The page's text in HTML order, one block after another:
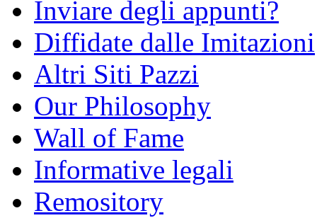
Inviare degli appunti?
Diffidate dalle Imitazioni
Altri Siti Pazzi
Our Philosophy
Wall of Fame
Informative legali
Remository